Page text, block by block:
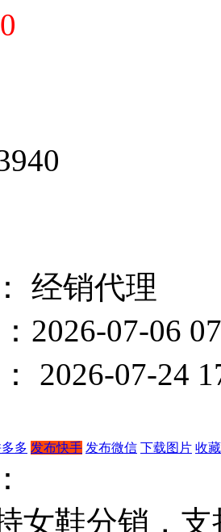
0
40
经销代理
2026-07-06
2026-07-24
多 发布快手 发布微信 下载图片 收
女鞋分销，